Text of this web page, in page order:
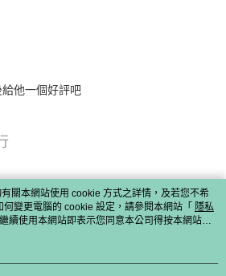
他一個好評吧
關本網站使用 cookie 方式之詳情，及若您不希
變更電腦的 cookie 設定，請參閱本網站「 隱私
續使用本網站即表示您同意本公司得按本網站使
。